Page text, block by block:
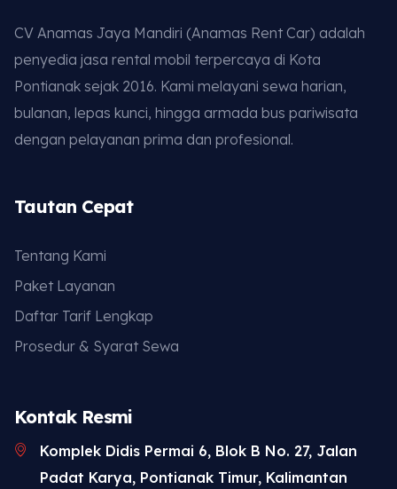
CV Anamas Jaya Mandiri (Anamas Rent Car) adalah
penyedia jasa rental mobil terpercaya di Kota
Pontianak sejak 2016. Kami melayani sewa harian,
bulanan, lepas kunci, hingga armada bus pariwisata
dengan pelayanan prima dan profesional.
Tautan Cepat
Tentang Kami
Paket Layanan
Daftar Tarif Lengkap
Prosedur & Syarat Sewa
Kontak Resmi
Komplek Didis Permai 6, Blok B No. 27, Jalan
Padat Karya, Pontianak Timur, Kalimantan